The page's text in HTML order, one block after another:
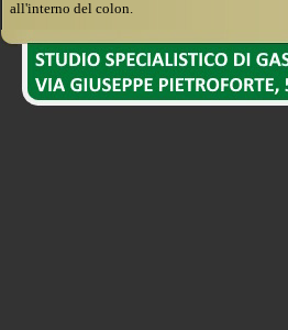
all'interno del colon.